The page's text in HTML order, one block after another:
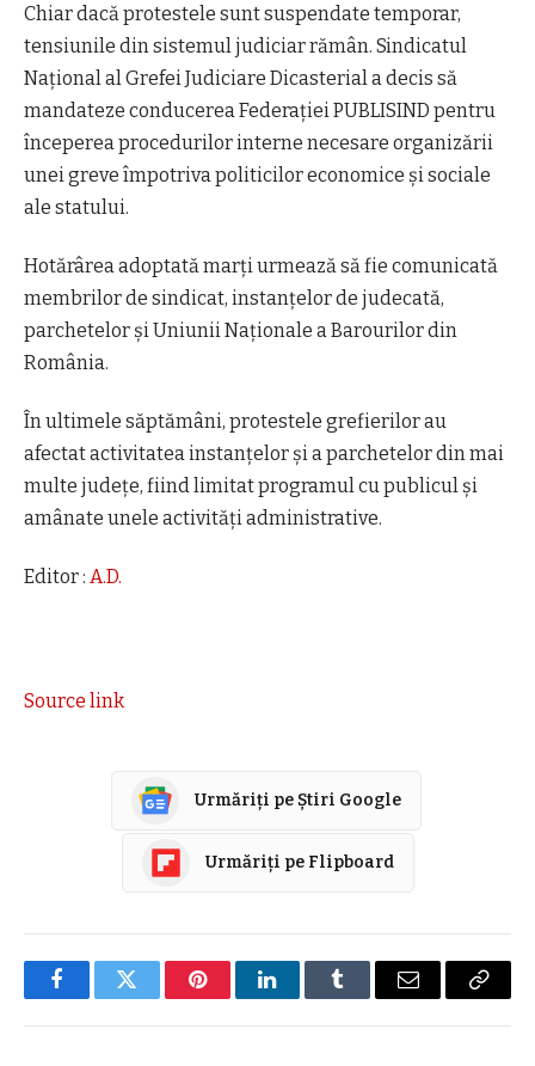
Chiar dacă protestele sunt suspendate temporar,
tensiunile din sistemul judiciar rămân. Sindicatul
Național al Grefei Judiciare Dicasterial a decis să
mandateze conducerea Federației PUBLISIND pentru
începerea procedurilor interne necesare organizării
unei greve împotriva politicilor economice și sociale
ale statului.
Hotărârea adoptată marți urmează să fie comunicată
membrilor de sindicat, instanțelor de judecată,
parchetelor și Uniunii Naționale a Barourilor din
România.
În ultimele săptămâni, protestele grefierilor au
afectat activitatea instanțelor și a parchetelor din mai
multe județe, fiind limitat programul cu publicul și
amânate unele activități administrative.
Editor : A.D.
Source link
Urmăriți pe Știri Google
Urmăriți pe Flipboard
FacebookTwitter PinterestLinkedInTumblr E-